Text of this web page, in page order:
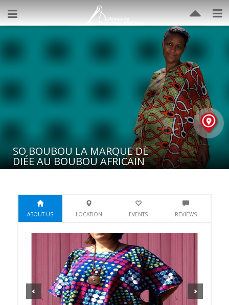
SO BOUBOU LA MARQUE DÉ
DIÉE AU BOUBOU AFRICAIN
ABOUT US LOCATION EVENTS REVIEWS